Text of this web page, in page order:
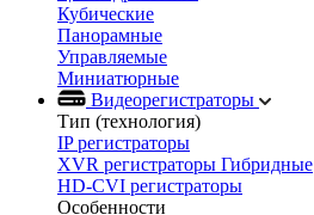
Кубические
Панорамные
Управляемые
Миниатюрные
Видеорегистраторы
Тип (технология)
IP регистраторы
XVR регистраторы Гибридные
HD-CVI регистраторы
Особенности